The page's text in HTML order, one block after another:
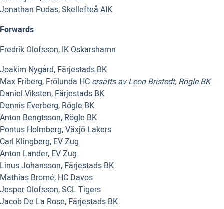
Jonathan Pudas, Skellefteå AIK
Forwards
Fredrik Olofsson, IK Oskarshamn
Joakim Nygård, Färjestads BK
Max Friberg, Frölunda HC ersätts av Leon Bristedt, Rögle BK
Daniel Viksten, Färjestads BK
Dennis Everberg, Rögle BK
Anton Bengtsson, Rögle BK
Pontus Holmberg, Växjö Lakers
Carl Klingberg, EV Zug
Anton Lander, EV Zug
Linus Johansson, Färjestads BK
Mathias Bromé, HC Davos
Jesper Olofsson, SCL Tigers
Jacob De La Rose, Färjestads BK